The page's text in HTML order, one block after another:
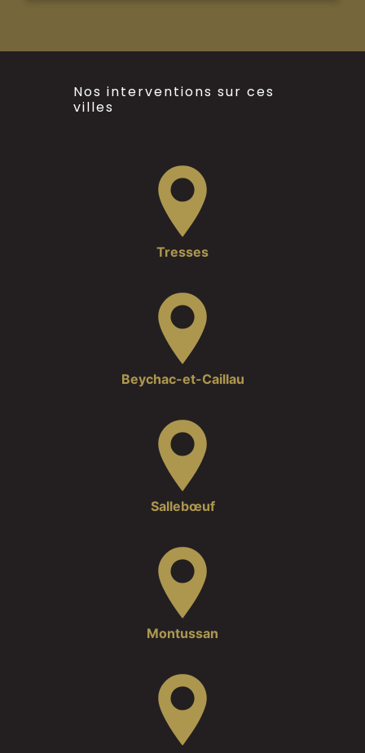
Nos interventions sur ces
villes
Tresses
Beychac-et-Caillau
Sallebœuf
Montussan